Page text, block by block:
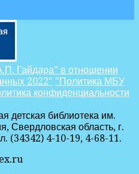
Гайдара" в отношении
2022" "Политика МБУ
конфиденциальности
детская библиотека им.
Свердловская область, г.
(34342) 4-10-19, 4-68-11.